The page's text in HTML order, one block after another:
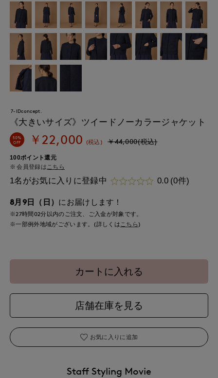
7-IDconcept.
《大きいサイズ》ツイードノーカラージャケット
50%
OFF
￥22,000 (税込) ￥44,000(税込)
100ポイント還元
会員登録は こちら
1名がお気に入りに登録中 0.0 (0件)
8月9日（日） にお届けします！
※27時間02分以内のご注文、ご入金が対象です。
※一部例外地域がございます。(詳しくはこちら )
カートに入れる
店舗在庫を見る
お気に入りに追加
Staff Styling Movie